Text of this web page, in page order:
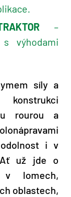
–
výhodami
síly a
konstrukci
rourou a
i v
Ať už jde o
v lomech,
oblastech,